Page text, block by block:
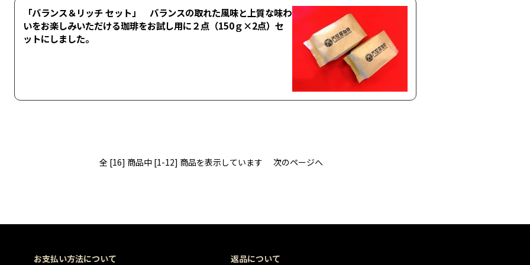
「バランス＆リッチ セット」 バランスの取れた風味と上質な味わ
いをお楽しみいただける珈琲をお試し用に２点（150ｇ×2点）セ
ットにしました。
全 [16] 商品中 [1-12] 商品を表示しています 次のページへ
お支払い方法について 返品について